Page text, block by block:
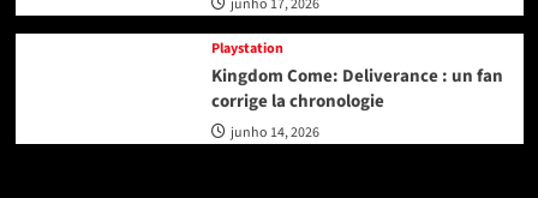
Playstation
Kingdom Come: Deliverance : un fan
corrige la chronologie
junho 14, 2026